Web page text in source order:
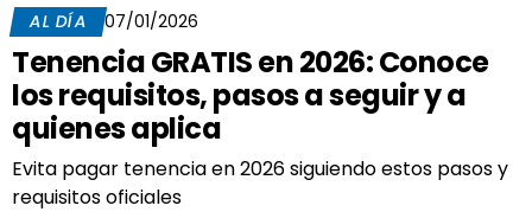
AL DÍA 07/01/2026
Tenencia GRATIS en 2026: Conoce
los requisitos, pasos a seguir y a
quienes aplica
Evita pagar tenencia en 2026 siguiendo estos pasos y
requisitos oficiales